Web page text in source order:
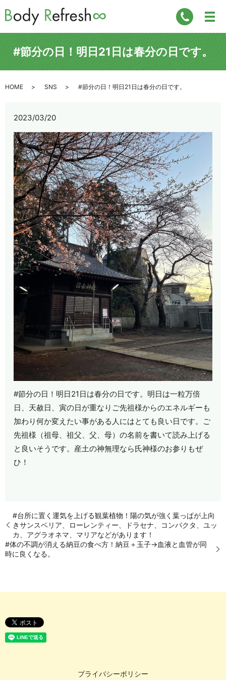
#節分の日！明日21日は春分の日です。
HOME SNS #節分の日！明日21日は春分の日です。
2023/03/20
#節分の日！明日21日は春分の日です。明日は一粒万倍
日、天赦日、寅の日が重なりご先祖様からのエネルギーも
加わり何か変えたい事がある人にはとても良い日です。ご
先祖様（祖母、祖父、父、母）の名前を書いて読み上げる
と良いそうです。産土の神無理なら氏神様のお参りもぜ
ひ！
#台所に置く運気を上げる観葉植物！陽の気が強く葉っぱが上向
きサンスベリア、ローレンティー、ドラセナ、コンパクタ、ユッ
カ、アグラオネマ、マリアなどがあります！
#体の不調が消える納豆の食べ方！納豆＋玉子→血液と血管が同
時に良くなる。
プライバシーポリシー